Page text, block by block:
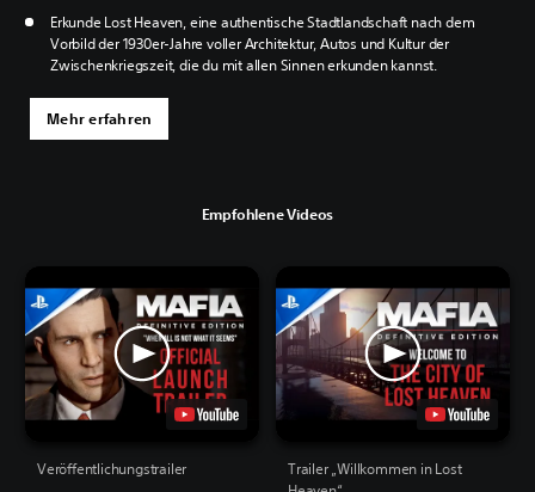
Erkunde Lost Heaven, eine authentische Stadtlandschaft nach dem
Vorbild der 1930er-Jahre voller Architektur, Autos und Kultur der
Zwischenkriegszeit, die du mit allen Sinnen erkunden kannst.
Mehr erfahren
Empfohlene Videos
Veröffentlichungstrailer
Trailer „Willkommen in Lost